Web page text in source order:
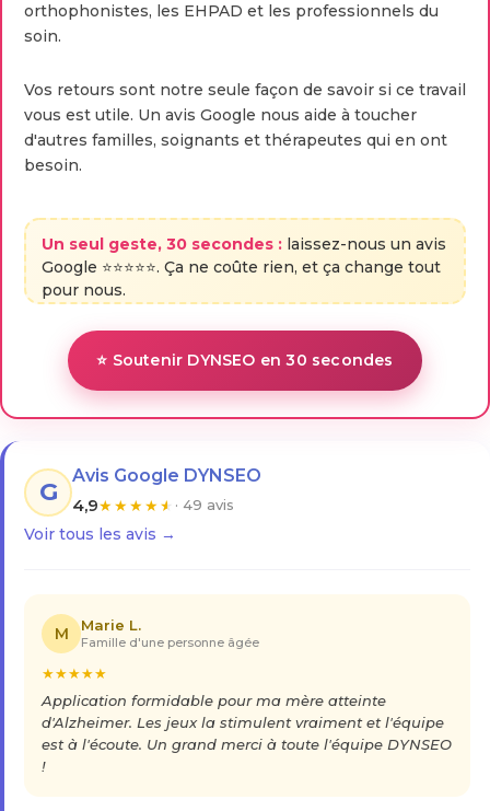
orthophonistes, les EHPAD et les professionnels du
soin.
Vos retours sont notre seule façon de savoir si ce travail
vous est utile. Un avis Google nous aide à toucher
d'autres familles, soignants et thérapeutes qui en ont
besoin.
Un seul geste, 30 secondes : laissez-nous un avis
Google ⭐⭐⭐⭐⭐. Ça ne coûte rien, et ça change tout
pour nous.
⭐ Soutenir DYNSEO en 30 secondes
G
Avis Google DYNSEO
4,9★★★★★ · 49 avis
Voir tous les avis →
M Marie L.
Famille d'une personne âgée
★★★★★
Application formidable pour ma mère atteinte
d'Alzheimer. Les jeux la stimulent vraiment et l'équipe
est à l'écoute. Un grand merci à toute l'équipe DYNSEO
!